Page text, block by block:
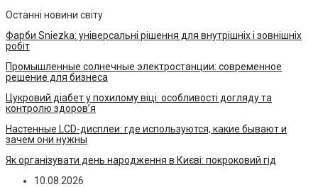
Останні новини світу
Фарби Sniezka: універсальні рішення для внутрішніх і зовнішніх
робіт
Промышленные солнечные электростанции: современное
решение для бизнеса
Цукровий діабет у похилому віці: особливості догляду та
контролю здоров’я
Настенные LCD-дисплеи: где используются, какие бывают и
зачем они нужны
Як організувати день народження в Києві: покроковий гід
10.08.2026